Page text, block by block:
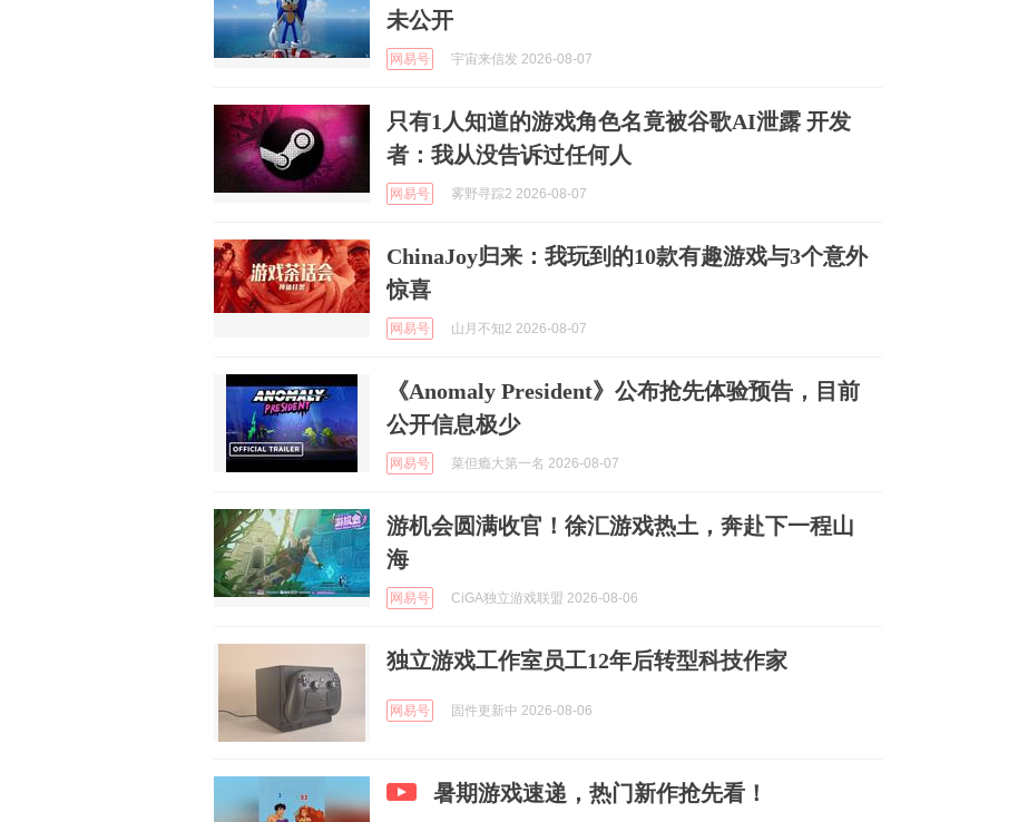
未公开
网易号 宇宙来信发 2026-08-07
只有1人知道的游戏角色名竟被谷歌AI泄露 开发
者：我从没告诉过任何人
网易号 雾野寻踪2 2026-08-07
ChinaJoy归来：我玩到的10款有趣游戏与3个意外
惊喜
网易号 山月不知2 2026-08-07
《Anomaly President》公布抢先体验预告，目前
公开信息极少
网易号 菜但瘾大第一名 2026-08-07
游机会圆满收官！徐汇游戏热土，奔赴下一程山
海
网易号 CiGA独立游戏联盟 2026-08-06
独立游戏工作室员工12年后转型科技作家
网易号 固件更新中 2026-08-06
暑期游戏速递，热门新作抢先看！